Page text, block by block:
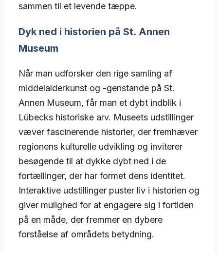
sammen til et levende tæppe.
Dyk ned i historien på St. Annen
Museum
Når man udforsker den rige samling af
middelalderkunst og -genstande på St.
Annen Museum, får man et dybt indblik i
Lübecks historiske arv. Museets udstillinger
væver fascinerende historier, der fremhæver
regionens kulturelle udvikling og inviterer
besøgende til at dykke dybt ned i de
fortællinger, der har formet dens identitet.
Interaktive udstillinger puster liv i historien og
giver mulighed for at engagere sig i fortiden
på en måde, der fremmer en dybere
forståelse af områdets betydning.